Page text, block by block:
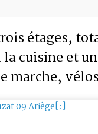
étages,
cuisine et
marche,